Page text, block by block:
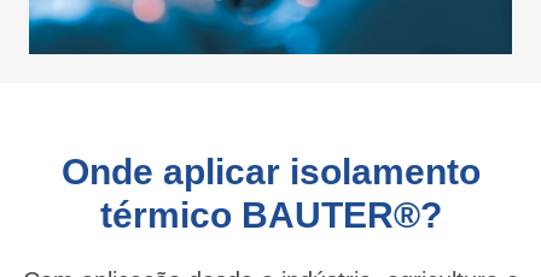
Onde aplicar isolamento
térmico BAUTER®?